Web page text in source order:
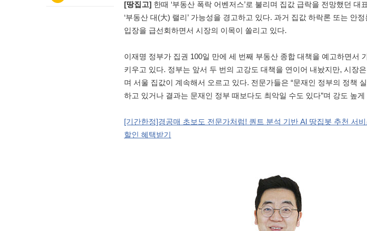
[땅집고] 한때 ‘부동산 폭락 어벤저스’로 불리며 집값 급락을 전망했던 대
‘부동산 대(大) 랠리’ 가능성을 경고하고 있다. 과거 집값 하락론 또는 안
입장을 급선회하면서 시장의 이목이 쏠리고 있다.
이재명 정부가 집권 100일 만에 세 번째 부동산 종합 대책을 예고하면서
키우고 있다. 정부는 앞서 두 번의 고강도 대책을 연이어 내놨지만, 시장
며 서울 집값이 계속해서 오르고 있다. 전문가들은 “문재인 정부의 정책
하고 있거나 결과는 문재인 정부 때보다도 최악일 수도 있다”며 강도 높
[기간한정]경공매 초보도 전문가처럼! 퀀트 분석 기반 AI 땅집봇 추천 서
할인 혜택받기